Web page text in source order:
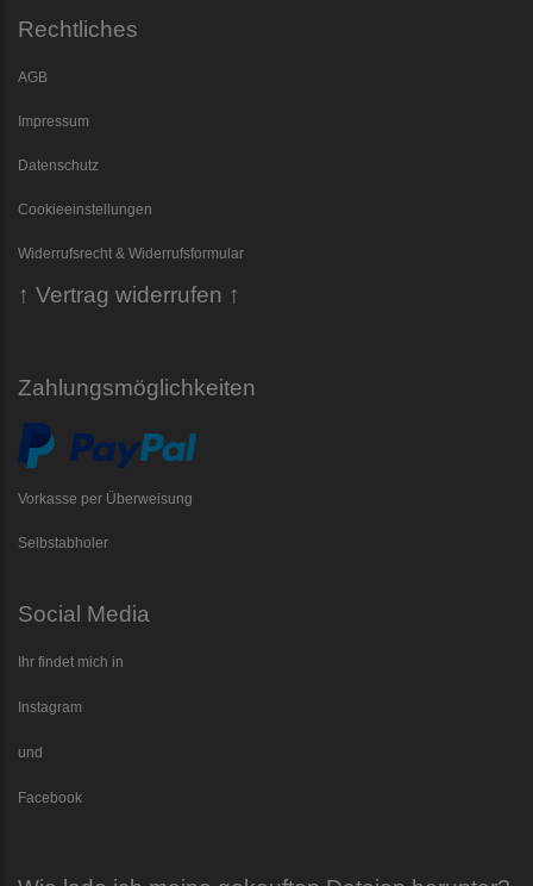
Rechtliches
AGB
Impressum
Datenschutz
Cookieeinstellungen
Widerrufsrecht & Widerrufsformular
↑ Vertrag widerrufen ↑
Zahlungsmöglichkeiten
Vorkasse per Überweisung
Selbstabholer
Social Media
Ihr findet mich in
Instagram
und
Facebook